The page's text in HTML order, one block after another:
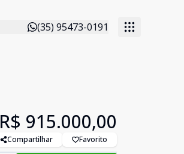
(35) 95473-0191
R$ 915.000,00
Compartilhar Favorito